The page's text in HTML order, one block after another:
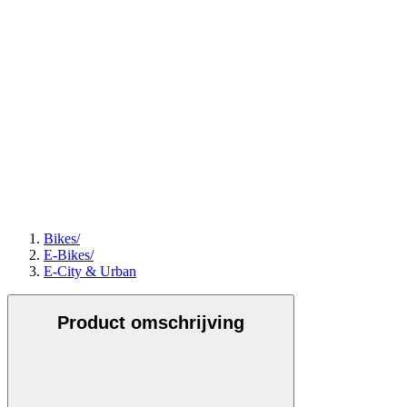
Bikes/
E-Bikes/
E-City & Urban
Product omschrijving